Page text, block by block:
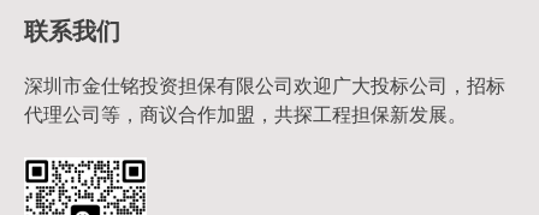
联系我们
深圳市金仕铭投资担保有限公司欢迎广大投标公司，招标
代理公司等，商议合作加盟，共探工程担保新发展。